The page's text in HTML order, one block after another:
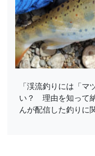
「渓流釣りには「
い？ 理由を知って
んが配信した釣りに